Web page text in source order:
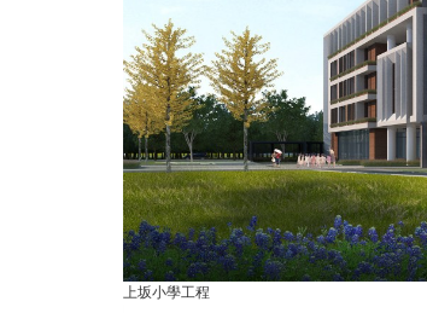
上坂小學工程